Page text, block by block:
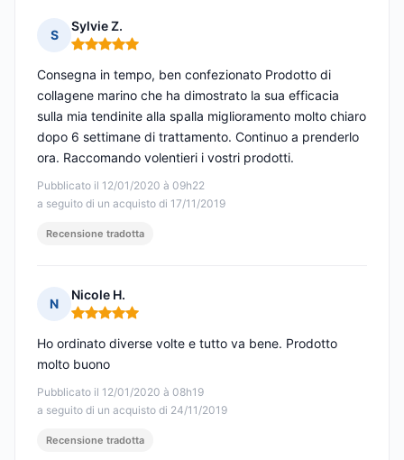
S
Sylvie Z.
Nota: 5 su 5
Pubblicato il 12/01/2020 à 09h22
a seguito di un acquisto di 17/11/2019
Consegna in tempo, ben confezionato Prodotto di
collagene marino che ha dimostrato la sua efficacia
sulla mia tendinite alla spalla miglioramento molto chiaro
dopo 6 settimane di trattamento. Continuo a prenderlo
ora. Raccomando volentieri i vostri prodotti.
Recensione tradotta
N
Nicole H.
Nota: 5 su 5
Pubblicato il 12/01/2020 à 08h19
a seguito di un acquisto di 24/11/2019
Ho ordinato diverse volte e tutto va bene. Prodotto
molto buono
Recensione tradotta